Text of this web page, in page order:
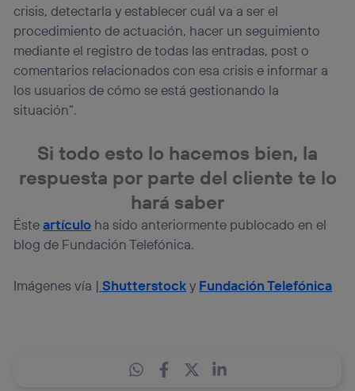
crisis, detectarla y establecer cuál va a ser el
procedimiento de actuación, hacer un seguimiento
mediante el registro de todas las entradas, post o
comentarios relacionados con esa crisis e informar a
los usuarios de cómo se está gestionando la
situación”.
Si todo esto lo hacemos bien, la
respuesta por parte del cliente te lo
hará saber
Ésteartículo ha sido anteriormente publocado en el
blog de Fundación Telefónica.
Imágenes vía | Shutterstocky Fundación Telefónica